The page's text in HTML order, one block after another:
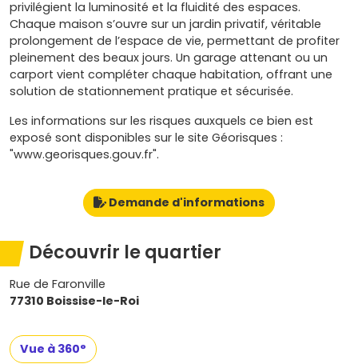
privilégient la luminosité et la fluidité des espaces.
Chaque maison s’ouvre sur un jardin privatif, véritable
prolongement de l’espace de vie, permettant de profiter
pleinement des beaux jours. Un garage attenant ou un
carport vient compléter chaque habitation, offrant une
solution de stationnement pratique et sécurisée.
Les informations sur les risques auxquels ce bien est
exposé sont disponibles sur le site Géorisques :
"www.georisques.gouv.fr".
Demande d'informations
Découvrir le quartier
Rue de Faronville
77310 Boissise-le-Roi
Vue à 360°